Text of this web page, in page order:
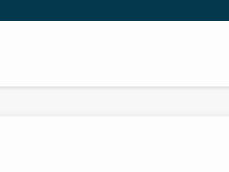
等。太ったり悩んでいる方々が簡単に痩